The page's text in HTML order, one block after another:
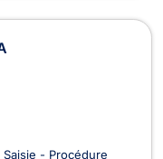
- Procédure